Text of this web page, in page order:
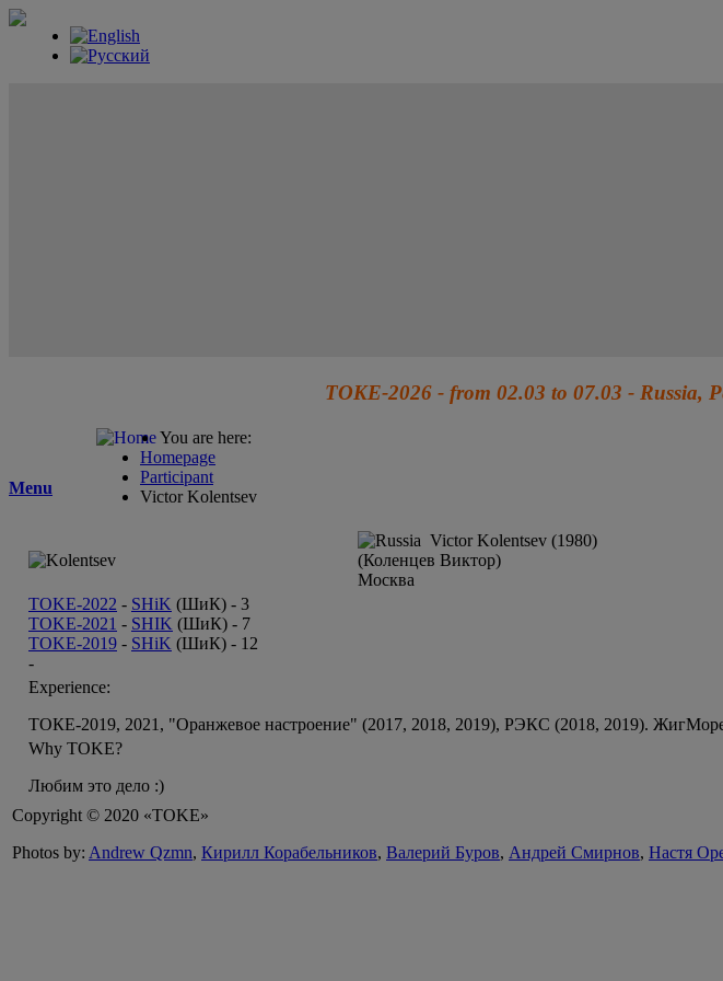
TOKE-2026 - from 02.03 to 07.03 - Russia,
Menu
You are here:
Homepage
Participant
Victor Kolentsev
Victor Kolentsev (1980)
(Коленцев Виктор)
Москва
TOKE-2022 - SHiK (ШиК) - 3
TOKE-2021 - SHIK (ШиК) - 7
TOKE-2019 - SHiK (ШиК) - 12
-
Experience:
ТОКЕ-2019, 2021, "Оранжевое настроение" (2017, 2018, 2019), РЭКС (2018, 2019).
Why TOKE?
Любим это дело :)
Copyright © 2020 «TOKE»
Photos by: Andrew Qzmn, Кирилл Корабельников, Валерий Буров, Андрей Смирнов, Настя